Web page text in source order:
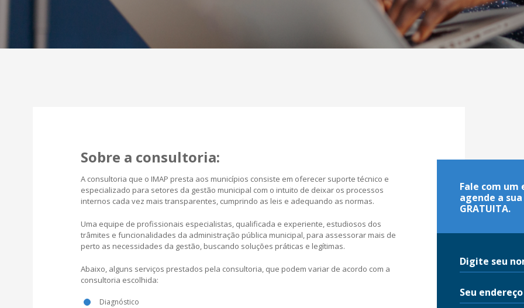
Fale com um
agende a
GRATUITA.
Sobre a consultoria:
A consultoria que o IMAP presta aos municípios consiste em oferecer suporte técnico e
especializado para setores da gestão municipal com o intuito de deixar os processos
internos cada vez mais transparentes, cumprindo as leis e adequando as normas.
Uma equipe de profissionais especialistas, qualificada e experiente, estudiosos dos
trâmites e funcionalidades da administração pública municipal, para assessorar mais de
perto as necessidades da gestão, buscando soluções práticas e legítimas.
Abaixo, alguns serviços prestados pela consultoria, que podem variar de acordo com a
consultoria escolhida:
Diagnóstico